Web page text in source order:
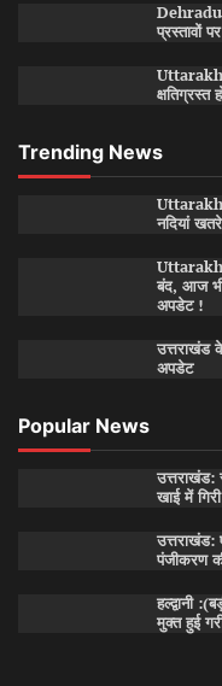
प्रस्तावों
क्षतिग्रस्त
Trending News
नदियां
बंद, आज भी
अपडेट !
उत्तराखंड
अपडेट
Popular News
खाई में गिरी
उत्तराखंड:
पंजीकरण
हल्द्वानी
मुक्त हुई